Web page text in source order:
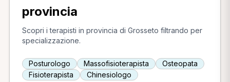
provincia
Scopri i terapisti in provincia di Grosseto filtrando per
specializzazione.
Posturologo Massofisioterapista
Osteopata
Fisioterapista
Chinesiologo